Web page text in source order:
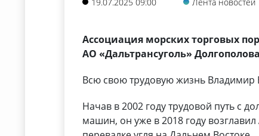
Ассоциация морских торговых
АО «Дальтрансуголь»
Всю свою трудовую жизнь
Начав в 2002 году трудовой путь с
машин, он уже в 2018 году